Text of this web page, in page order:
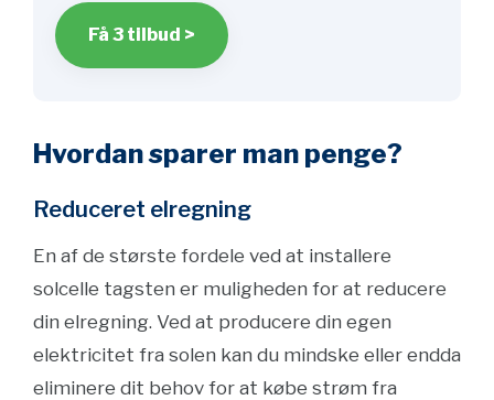
Få 3 tilbud >
Hvordan sparer man penge?
Reduceret elregning
En af de største fordele ved at installere
solcelle tagsten er muligheden for at reducere
din elregning. Ved at producere din egen
elektricitet fra solen kan du mindske eller endda
eliminere dit behov for at købe strøm fra